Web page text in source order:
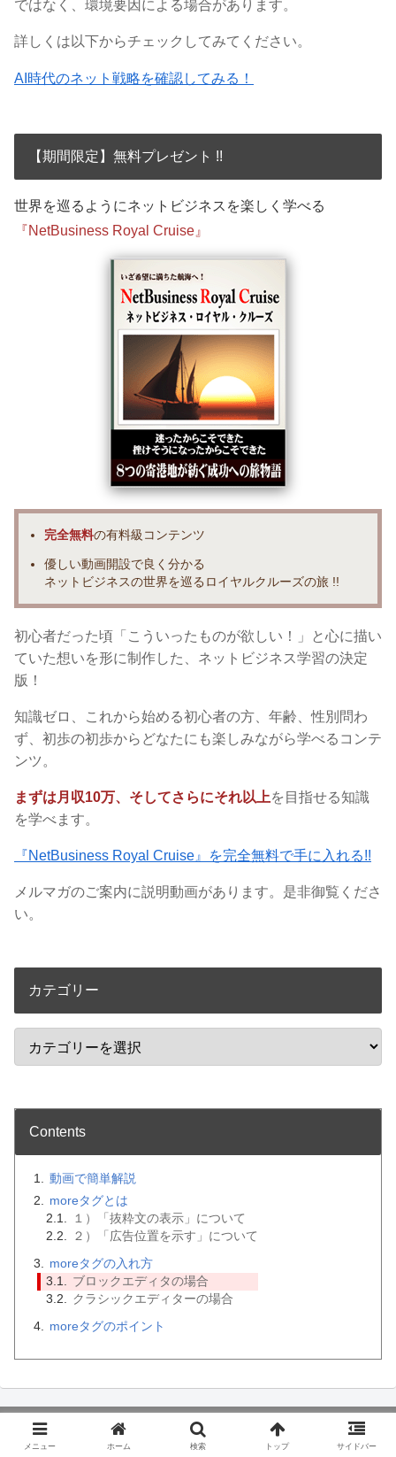
ではなく、 環境要因による場合があります。
詳しくは以下からチェックしてみてください。
AI時代のネット戦略を確認してみる！
【期間限定】無料プレゼント !!
世界を巡るようにネットビジネスを楽しく学べる
『NetBusiness Royal Cruise』
完全無料の有料級コンテンツ
優しい動画開設で良く分かる
ネットビジネスの世界を巡るロイヤルクルーズの旅 !!
初心者だった頃「こういったものが欲しい！」と心に描い
ていた想いを形に制作した、ネットビジネス学習の決定
版！
知識ゼロ、これから始める初心者の方、年齢、性別問わ
ず、初歩の初歩からどなたにも楽しみながら学べるコンテ
ンツ。
まずは月収10万、そしてさらにそれ以上を目指せる知識
を学べます。
『NetBusiness Royal Cruise』を完全無料で手に入れる!!
メルマガのご案内に説明動画があります。是非御覧くださ
い。
カテゴリー
Contents
動画で簡単解説
moreタグとは
１）「抜粋文の表示」について
２）「広告位置を示す」について
moreタグの入れ方
ブロックエディタの場合
クラシックエディターの場合
moreタグのポイント
メニュー ホーム 検索 トップ サイドバー